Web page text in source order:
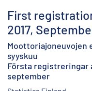
First
2017,
Moottoriajoneuvojen
syyskuu
Första registreringar
september